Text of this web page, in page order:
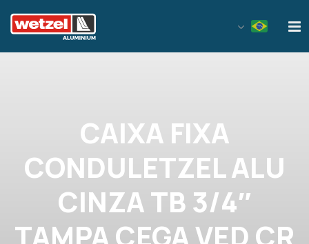
CAIXA FIXA
CONDULETZEL ALU
CINZA TB 3/4″
TAMPA CEGA VED CR